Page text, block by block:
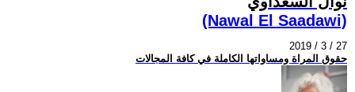
(Nawal El Saadawi)
2019 / 3 / 27
حقوق المراة ومساواتها الكاملة في كافة المجالات